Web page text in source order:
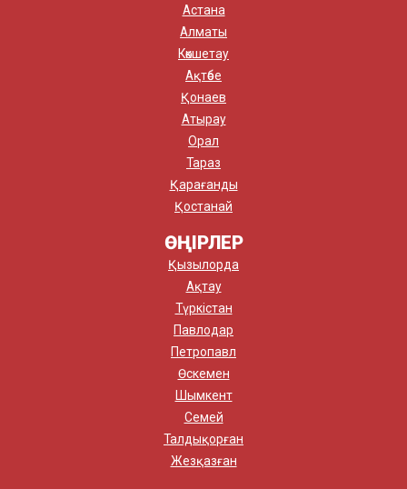
Астана
Алматы
Көкшетау
Ақтөбе
Қонаев
Атырау
Орал
Тараз
Қарағанды
Қостанай
ӨҢІРЛЕР
Қызылорда
Ақтау
Түркістан
Павлодар
Петропавл
Өскемен
Шымкент
Семей
Талдықорған
Жезқазған